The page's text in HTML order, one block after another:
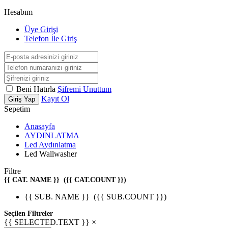
Hesabım
Üye Girişi
Telefon İle Giriş
Beni Hatırla Şifremi Unuttum
Giriş Yap
Kayıt Ol
Sepetim
Anasayfa
AYDINLATMA
Led Aydınlatma
Led Wallwasher
Filtre
{{ CAT. NAME }} ({{ CAT.COUNT }})
{{ SUB. NAME }} ({{ SUB.COUNT }})
Seçilen Filtreler
{{ SELECTED.TEXT }} ×